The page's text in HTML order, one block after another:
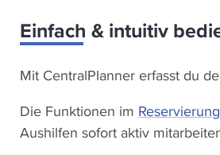
Einfach & intuitiv
Mit CentralPlanner erfasst du
Die Funktionen im
Aushilfen sofort aktiv